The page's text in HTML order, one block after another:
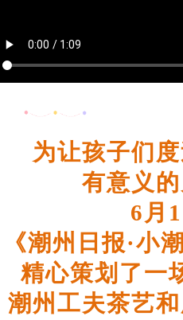
为让孩子们
有意义
6月
《潮州日报·小
精心策划了一
潮州工夫茶艺